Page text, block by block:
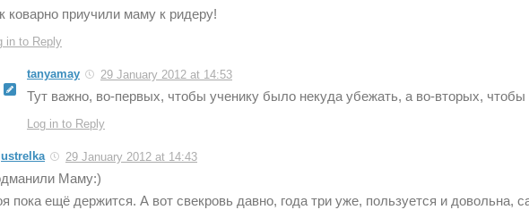
коварно приучили маму к ридеру!
in to Reply
tanyamay 29 January 2012 at 14:53
Тут важно, во-первых, чтобы ученику было некуда убежать, а во-вторых,
Log in to Reply
29 January 2012 at 14:43
Маму:)
пока ещё держится. А вот свекровь давно, года три уже, пользуется и довольна,